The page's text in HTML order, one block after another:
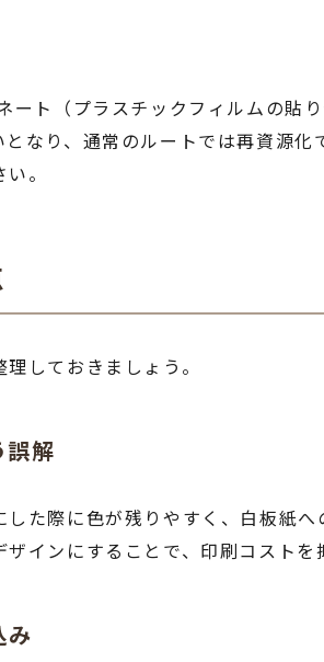
ト（プラスチックフィルムの貼
なり、通常のルートでは再資源
。
しておきましょう。
誤解
た際に色が残りやすく、白板紙
インにすることで、印刷コスト
み